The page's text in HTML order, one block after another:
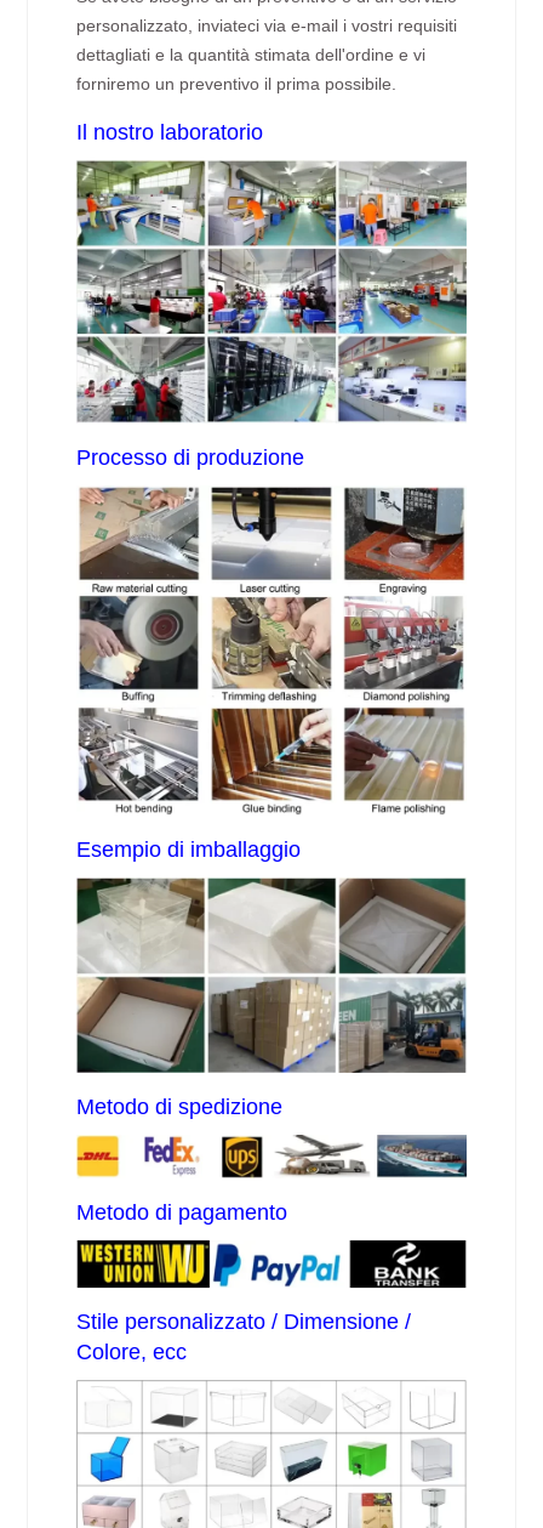
personalizzato, inviateci via e-mail i vostri requisiti
dettagliati e la quantità stimata dell'ordine e vi
forniremo un preventivo il prima possibile.
Il nostro laboratorio
Processo di produzione
Esempio di imballaggio
Metodo di spedizione
Metodo di pagamento
Stile personalizzato / Dimensione /
Colore, ecc